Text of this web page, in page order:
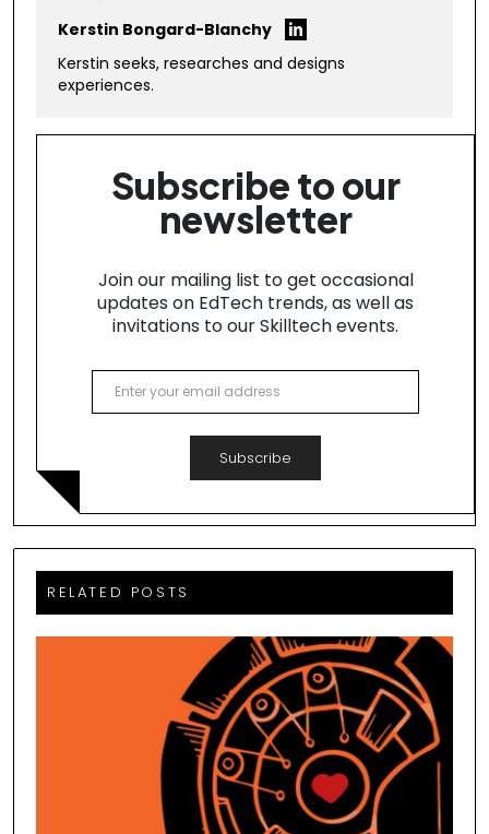
Kerstin Bongard-Blanchy
Kerstin seeks, researches and designs
experiences.
Subscribe to our
newsletter
Join our mailing list to get occasional
updates on EdTech trends,as well as
invitations to our Skilltech events.
Subscribe
RELATED POSTS